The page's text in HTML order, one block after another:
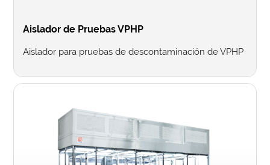
Aislador de Pruebas VPHP
Aislador para pruebas de descontaminación de VPHP